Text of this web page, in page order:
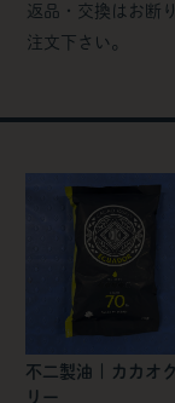
返品・交換はお断
注文下さい。
不二製油 | カカオ
リー